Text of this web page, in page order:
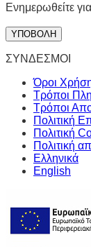
Ενημερωθείτε
ΣΥΝΔΕΣΜΟΙ
Όροι
Τρόποι
Τρόποι
Πολιτική
Πολιτική
Πολιτική
Ελληνικά
English